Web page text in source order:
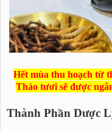
Hết mùa thu hoạch từ
Thảo tươi sẽ được
Thành Phần Dược